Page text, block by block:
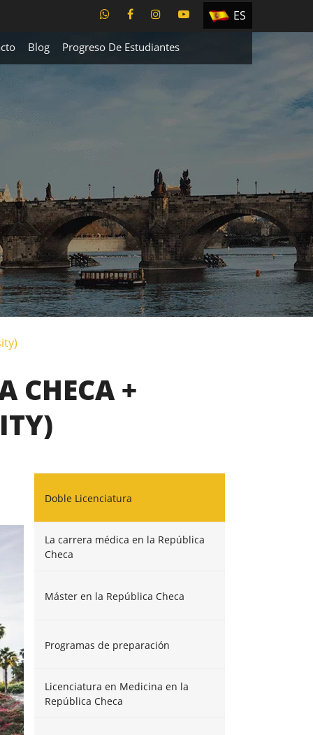
ES
TR
Blog Progreso De Estudiantes
CHECA +
Doble Licenciatura
La carrera médica en la República
Checa
Máster en la República Checa
Programas de preparación
Licenciatura en Medicina en la
República Checa